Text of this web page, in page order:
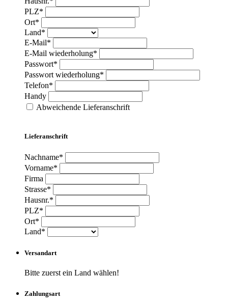
PLZ*
Ort*
Land*
E-Mail*
E-Mail wiederholung*
Passwort*
Passwort wiederholung*
Telefon*
Handy
Abweichende Lieferanschrift
Lieferanschrift
Nachname*
Vorname*
Firma
Strasse*
Hausnr.*
PLZ*
Ort*
Land*
Versandart
Bitte zuerst ein Land wählen!
Zahlungsart